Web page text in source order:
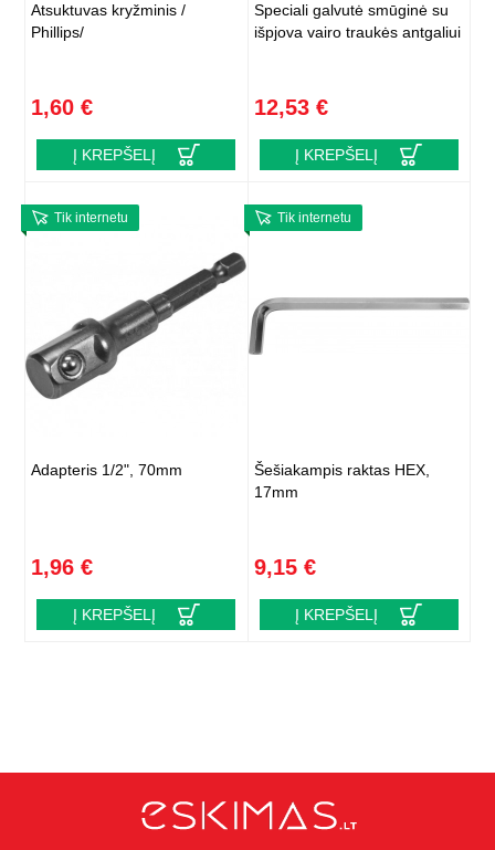
Atsuktuvas kryžminis /
Phillips/
1,60 €
Į KREPŠELĮ
Speciali galvutė smūginė su
išpjova vairo traukės antgaliui
12,53 €
Į KREPŠELĮ
Tik internetu
Adapteris 1/2", 70mm
1,96 €
Į KREPŠELĮ
Tik internetu
Šešiakampis raktas HEX,
17mm
9,15 €
Į KREPŠELĮ